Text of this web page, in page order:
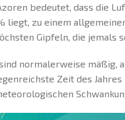
bedeutet, dass die
liegt, zu einem
Gipfeln, die jemals
normalerweise mäßig,
Zeit des